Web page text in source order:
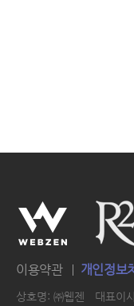
이용약관 개인정보
상호명: ㈜웹젠 대표이